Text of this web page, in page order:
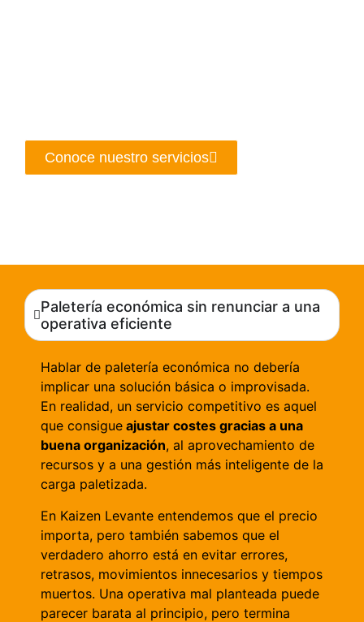
Conoce nuestro servicios
Paletería económica sin renunciar a una
operativa eficiente
Hablar de paletería económica no debería
implicar una solución básica o improvisada.
En realidad, un servicio competitivo es aquel
que consigue ajustar costes gracias a una
buena organización, al aprovechamiento de
recursos y a una gestión más inteligente de la
carga paletizada.
En Kaizen Levante entendemos que el precio
importa, pero también sabemos que el
verdadero ahorro está en evitar errores,
retrasos, movimientos innecesarios y tiempos
muertos. Una operativa mal planteada puede
parecer barata al principio, pero termina